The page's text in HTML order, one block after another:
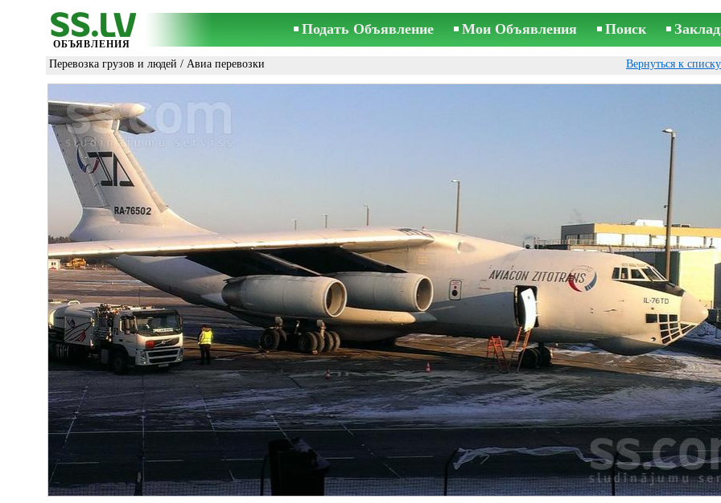
ОБЪЯВЛЕНИЯ
Подать Объявление Мои Объявления Поиск
Перевозка грузов и людей / Авиа перевозки Вернуться к